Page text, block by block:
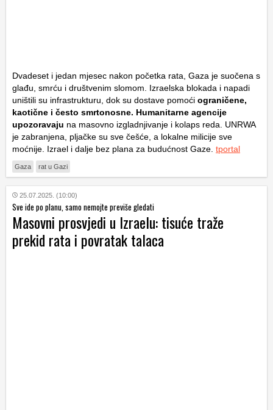
Dvadeset i jedan mjesec nakon početka rata, Gaza je suočena s
glađu, smrću i društvenim slomom. Izraelska blokada i napadi
uništili su infrastrukturu, dok su dostave pomoći ograničene,
kaotične i često smrtonosne. Humanitarne agencije
upozoravaju na masovno izgladnjivanje i kolaps reda. UNRWA
je zabranjena, pljačke su sve češće, a lokalne milicije sve
moćnije. Izrael i dalje bez plana za budućnost Gaze. tportal
Gaza rat u Gazi
25.07.2025. (10:00)
Sve ide po planu, samo nemojte previše gledati
Masovni prosvjedi u Izraelu: tisuće traže
prekid rata i povratak talaca